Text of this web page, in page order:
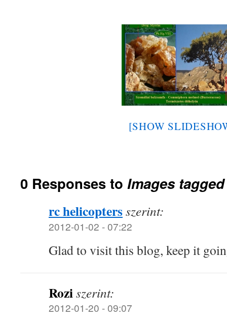
[SHOW
0 Responses to Images
rc helicoptersszerint:
2012-01-02 - 07:22
Glad to visit this blog, keep it
Roziszerint:
2012-01-20 - 09:07